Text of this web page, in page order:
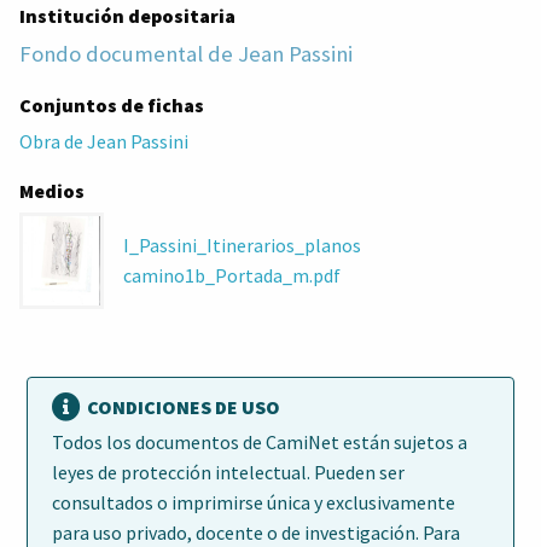
Institución depositaria
Fondo documental de Jean Passini
Conjuntos de fichas
Obra de Jean Passini
Medios
I_Passini_Itinerarios_planos
camino1b_Portada_m.pdf
CONDICIONES DE USO
Todos los documentos de CamiNet están sujetos a
leyes de protección intelectual. Pueden ser
consultados o imprimirse única y exclusivamente
para uso privado, docente o de investigación. Para